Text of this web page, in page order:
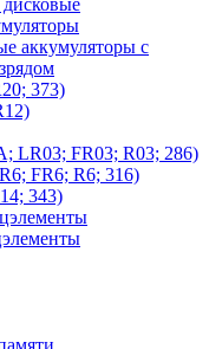
аккумуляторы с
373)
LR03; FR03; R03; 286)
FR6; R6; 316)
343)